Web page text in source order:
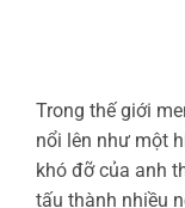
Trong thế giới
nổi lên như một
khó đỡ của anh
tấu thành nhiều